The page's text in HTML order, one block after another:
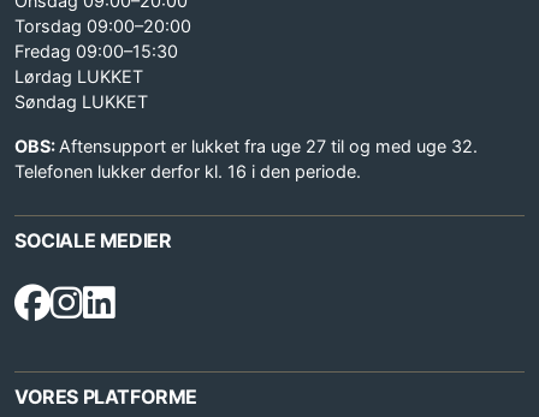
Torsdag 09:00–20:00
Fredag 09:00–15:30
Lørdag LUKKET
Søndag LUKKET
OBS: Aftensupport er lukket fra uge 27 til og med uge 32.
Telefonen lukker derfor kl. 16 i den periode.
SOCIALE MEDIER
VORES PLATFORME